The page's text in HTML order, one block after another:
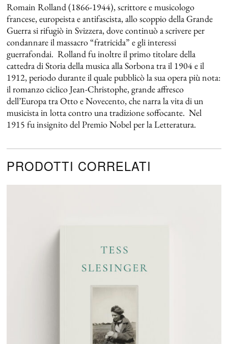
Romain Rolland (1866-1944), scrittore e musicologo
francese, europeista e antifascista, allo scoppio della Grande
Guerra si rifugiò in Svizzera, dove continuò a scrivere per
condannare il massacro “fratricida” e gli interessi
guerrafondai. Rolland fu inoltre il primo titolare della
cattedra di Storia della musica alla Sorbona tra il 1904 e il
1912, periodo durante il quale pubblicò la sua opera più nota:
il romanzo ciclicoJean-Christophe, grande affresco
dell’Europa tra Otto e Novecento, che narra la vita di un
musicista in lotta contro una tradizione soffocante. Nel
1915 fu insignito del Premio Nobel per la Letteratura.
PRODOTTI CORRELATI